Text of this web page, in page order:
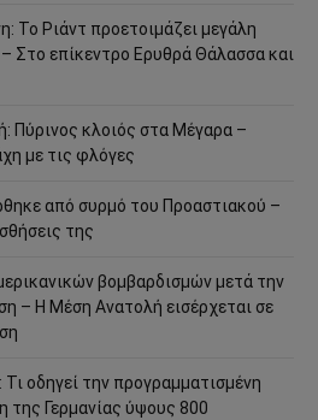
Το Ριάντ προετοιμάζει μεγάλη
Στο επίκεντρο Ερυθρά Θάλασσα και
Πύρινος κλοιός στα Μέγαρα –
με τις φλόγες
από συρμό του Προαστιακού –
της
βομβαρδισμών μετά την
– Η Μέση Ανατολή εισέρχεται σε
οδηγεί την προγραμματισμένη
της Γερμανίας ύψους 800